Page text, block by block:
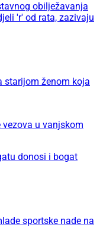
obilježavanja
'r' od rata, zazivaju
starijom ženom koja
u vanjskom
donosi i bogat
sportske nade na